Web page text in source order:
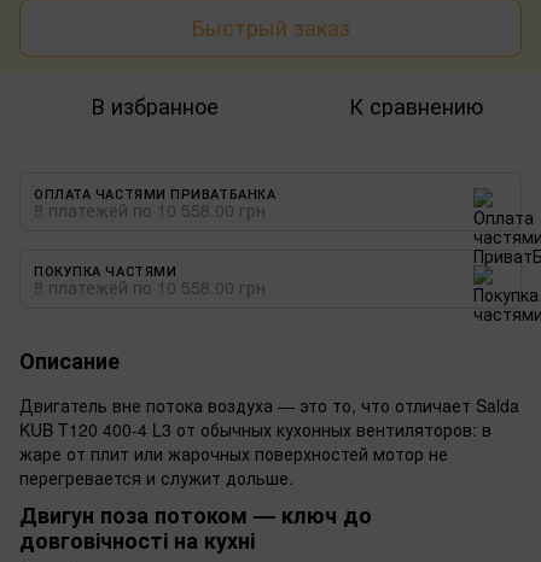
Быстрый заказ
В избранное К сравнению
ОПЛАТА ЧАСТЯМИ ПРИВАТБАНКА
8 платежей по 10 558.00 грн
ПОКУПКА ЧАСТЯМИ
8 платежей по 10 558.00 грн
Описание
Двигатель вне потока воздуха — это то, что отличает Salda
KUB T120 400-4 L3 от обычных кухонных вентиляторов: в
жаре от плит или жарочных поверхностей мотор не
перегревается и служит дольше.
Двигун поза потоком — ключ до
довговічності на кухні